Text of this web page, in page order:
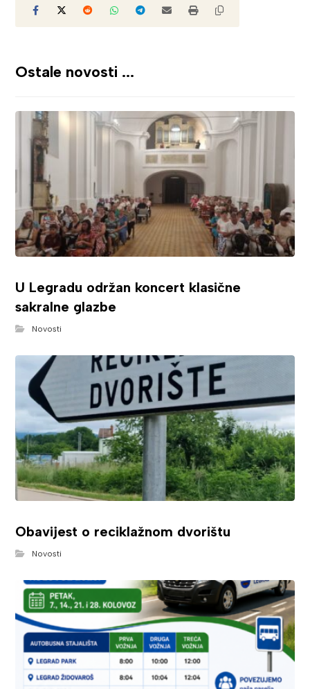
Ostale novosti ...
U Legradu održan koncert klasične
sakralne glazbe
Novosti
Obavijest o reciklažnom dvorištu
Novosti